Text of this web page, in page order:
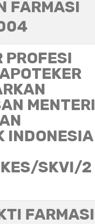
FARMASI
PROFESI
MENTERI
INDONESIA
SKVI/2
FARMASI